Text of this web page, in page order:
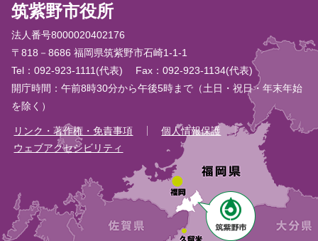
筑紫野市役所
法人番号8000020402176
〒818－8686 福岡県筑紫野市石崎1-1-1
Tel：092-923-1111(代表)
Fax：092-923-1134(代表)
開庁時間：午前8時30分から午後5時まで（土日・祝日・年末年始
を除く）
リンク・著作権・免責事項
個人情報保護
ウェブアクセシビリティ